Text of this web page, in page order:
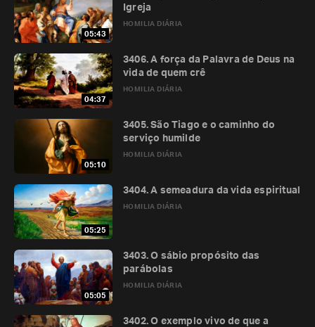
05:43
HOMILIA DIÁRIA
Igreja
04:37
HOMILIA DIÁRIA
3406. A força da Palavra de Deus na
vida de quem crê
05:10
HOMILIA DIÁRIA
3405. São Tiago e o caminho do
serviço humilde
05:25
HOMILIA DIÁRIA
3404. A semeadura da vida espiritual
05:05
HOMILIA DIÁRIA
3403. O sábio propósito das
parábolas
3402. O exemplo vivo de que a